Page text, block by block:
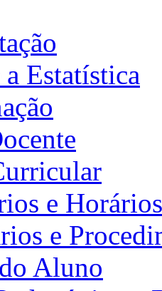
a Estatística
e Horários
e
Aluno